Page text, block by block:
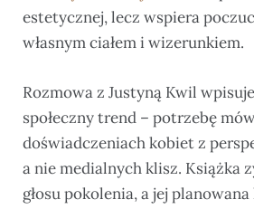
estetycznej, lecz wspiera
własnym ciałem i wizerunkiem.
Rozmowa z Justyną Kwil
społeczny trend – potrzebę
doświadczeniach kobiet z
a nie medialnych klisz. Książka
głosu pokolenia, a jej